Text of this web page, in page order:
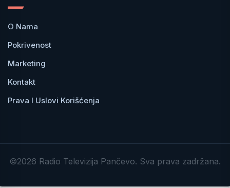
O Nama
Pokrivenost
Marketing
Kontakt
Prava I Uslovi Korišćenja
©2026 Radio Televizija Pančevo. Sva prava zadržana.